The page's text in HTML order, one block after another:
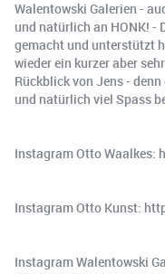
Walentowski Galerien -
und natürlich an HONK! -
gemacht und unterstützt
wieder ein kurzer aber
Rückblick von Jens -
und natürlich viel Spass
Instagram Otto
Instagram Otto Kunst:
Instagram Walentowski